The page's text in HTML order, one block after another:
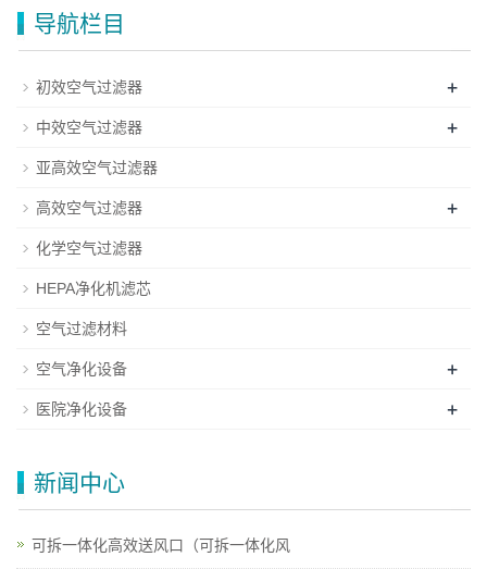
导航栏目
初效空气过滤器 +
中效空气过滤器 +
亚高效空气过滤器
高效空气过滤器 +
化学空气过滤器
HEPA净化机滤芯
空气过滤材料
空气净化设备 +
医院净化设备 +
新闻中心
可拆一体化高效送风口（可拆一体化风